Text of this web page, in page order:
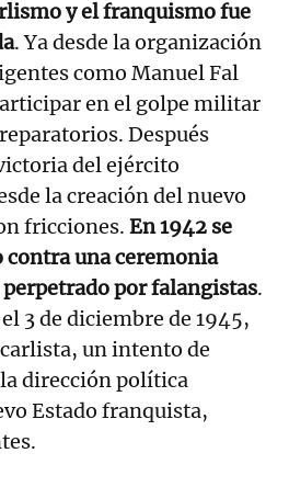
y el franquismo fue
. Ya desde la organización
como Manuel Fal
en el golpe militar
Después
del ejército
la creación del nuevo
fricciones. En 1942 se
una ceremonia
por falangistas.
3 de diciembre de 1945,
un intento de
dirección política
Estado franquista,